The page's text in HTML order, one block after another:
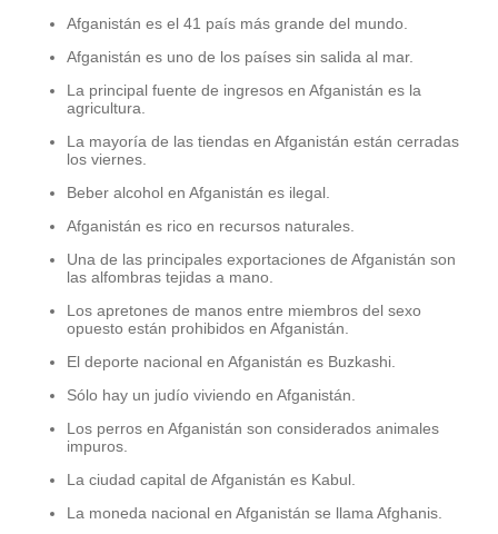
Afganistán es el 41 país más grande del mundo.
Afganistán es uno de los países sin salida al mar.
La principal fuente de ingresos en Afganistán es la
agricultura.
La mayoría de las tiendas en Afganistán están cerradas
los viernes.
Beber alcohol en Afganistán es ilegal.
Afganistán es rico en recursos naturales.
Una de las principales exportaciones de Afganistán son
las alfombras tejidas a mano.
Los apretones de manos entre miembros del sexo
opuesto están prohibidos en Afganistán.
El deporte nacional en Afganistán es Buzkashi.
Sólo hay un judío viviendo en Afganistán.
Los perros en Afganistán son considerados animales
impuros.
La ciudad capital de Afganistán es Kabul.
La moneda nacional en Afganistán se llama Afghanis.